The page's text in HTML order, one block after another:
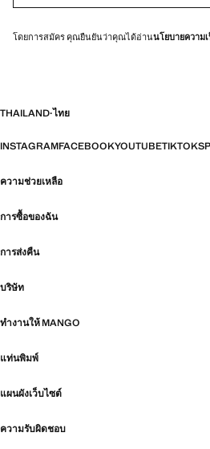
โดยการสมัคร คุณยืนยันว่าคุณได้อ่านนโยบายความ
THAILAND·ไทย
INSTAGRAMFACEBOOKYOUTUBETIKTOK
ความช่วยเหลือ
การซื้อของฉัน
การส่งคืน
บริษัท
ทำงานให้ MANGO
แท่นพิมพ์
แผนผังเว็บไซต์
ความรับผิดชอบ